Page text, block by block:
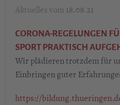
18.08.21
CORONA-REGELUNGEN
SPORT PRAKTISCH
Wir plädieren trotzdem für
Einbringen guter
https://